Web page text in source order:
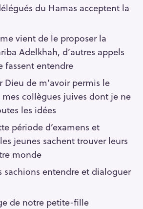
du Hamas acceptent la
vient de le proposer la
Adelkhah, d’autres appels
fassent entendre
Dieu de m’avoir permis le
collègues juives dont je ne
les idées
période d’examens et
jeunes sachent trouver leurs
monde
sachions entendre et dialoguer
de notre petite-fille